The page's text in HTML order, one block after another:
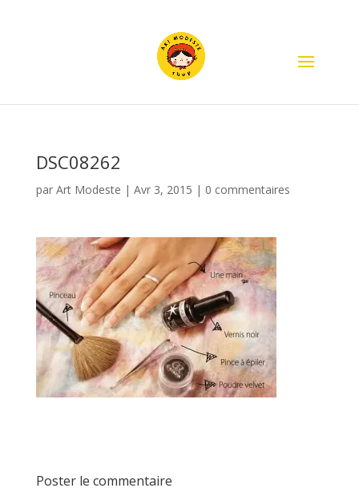
DSC08262
par Art Modeste | Avr 3, 2015 | 0 commentaires
Poster le commentaire